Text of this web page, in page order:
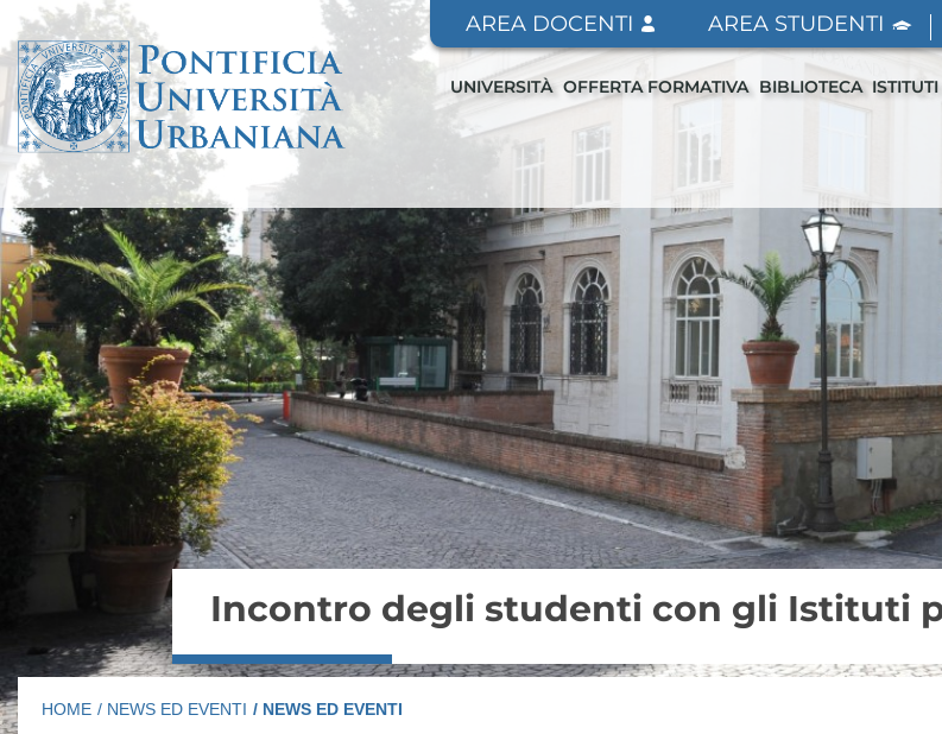
AREA DOCENTI AREA STUDENTI
UNIVERSITÀ OFFERTA FORMATIVA BIBLIOTECA
Incontro degli studenti con gli Istituti
HOME / NEWS ED EVENTI / NEWS ED EVENTI